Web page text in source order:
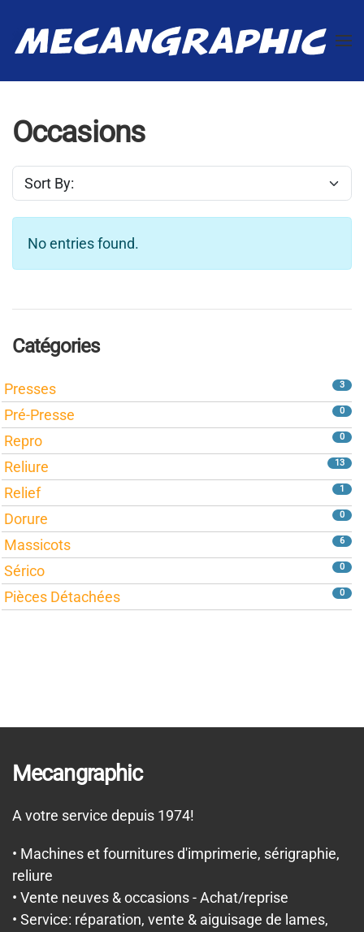
Accéder au contenu principal
Occasions
No entries found.
Catégories
Presses 3
Pré-Presse 0
Repro 0
Reliure 13
Relief 1
Dorure 0
Massicots 6
Sérico 0
Pièces Détachées 0
Mecangraphic
A votre service depuis 1974!
• Machines et fournitures d'imprimerie, sérigraphie,
reliure
• Vente neuves & occasions - Achat/reprise
• Service: réparation, vente & aiguisage de lames,